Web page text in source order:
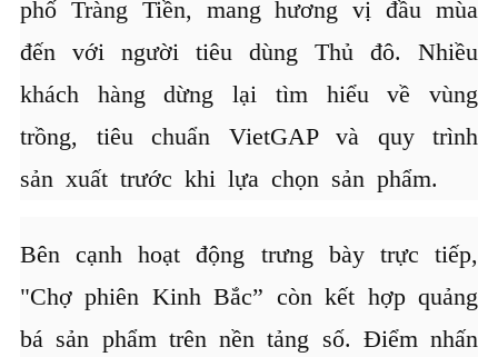
phố Tràng Tiền, mang hương vị đầu mùa
đến với người tiêu dùng Thủ đô. Nhiều
khách hàng dừng lại tìm hiểu về vùng
trồng, tiêu chuẩn VietGAP và quy trình
sản xuất trước khi lựa chọn sản phẩm.
Bên cạnh hoạt động trưng bày trực tiếp,
"Chợ phiên Kinh Bắc” còn kết hợp quảng
bá sản phẩm trên nền tảng số. Điểm nhấn